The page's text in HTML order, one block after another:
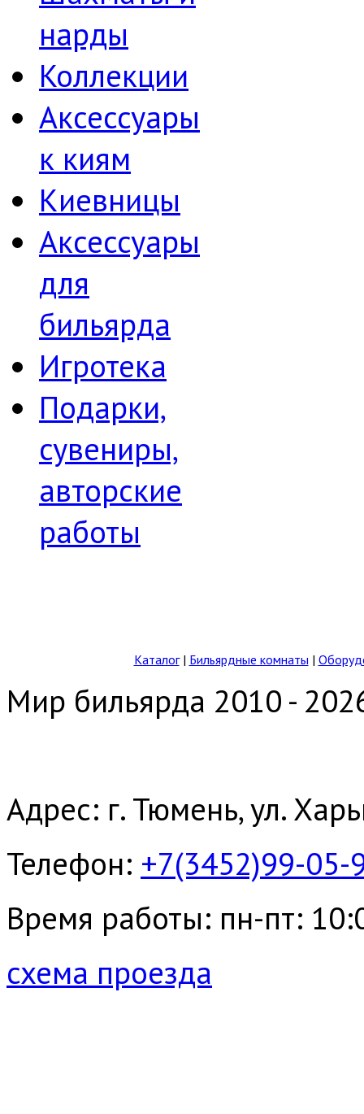
нарды
Коллекции
Аксессуары
к киям
Киевницы
Аксессуары
для
бильярда
Игротека
Подарки,
сувениры,
авторские
работы
Каталог| Бильярдные комнаты |
Мир бильярда 2010 -
Адрес: г. Тюмень, ул.
Телефон: +7(3452)99-05-
Время работы: пн-пт:
схема проезда